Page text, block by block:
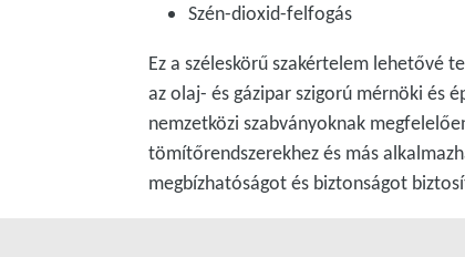
Szén-dioxid-felfogás
Ez a széleskörű szakértelem lehetővé
az olaj- és gázipar szigorú mérnöki és
nemzetközi szabványoknak
tömítőrendszerekhez és más
megbízhatóságot és biztonságot